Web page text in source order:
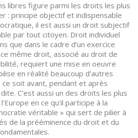
libres figure parmi les droits les plus
: principe objectif et indispensable
il est aussi un droit subjectif
par tout citoyen. Droit individuel
que dans le cadre d’un exercice
même droit, associé au droit de
requiert une mise en oeuvre
en réalité beaucoup d’autres
soit avant, pendant et après
C’est aussi un des droits les plus
en ce qu’il participe à la
véritable » qui sert de pilier à
de la prééminence du droit et du